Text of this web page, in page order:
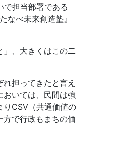
で担当部署である
なべ未来創造塾』
」、大きくはこの二
担ってきたと言え
おいては、民間は強
りCSV（共通価値の
で行政もまちの価